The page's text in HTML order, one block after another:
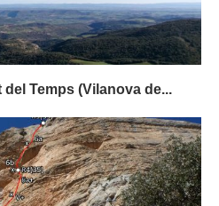
del Temps (Vilanova de...